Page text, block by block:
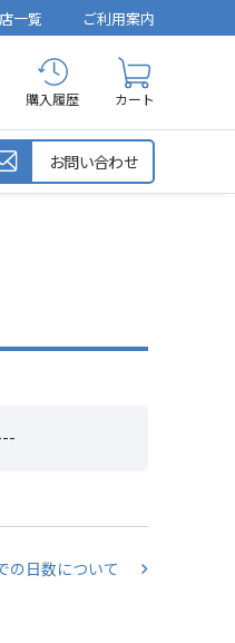
一覧 ご利用案内
購入履歴 カート
お問い合わせ
の日数について